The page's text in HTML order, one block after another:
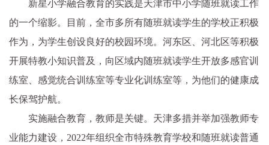
新星小学融合教育的实践是天津市中小学随班就读工作
的一个缩影。目前，全市多所有随班就读学生的学校正积极
作为，为学生创设良好的校园环境。河东区、河北区等积极
开展特教小知识普及，向区域内随班就读学生开放多感官训
练室、感觉统合训练室等专业化训练室等，为他们的健康成
长保驾护航。
实施融合教育，教师是关键。天津多措并举加强教师专
业能力建设，2022年组织全市特殊教育学校和随班就读普通